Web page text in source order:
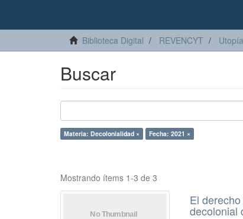
Biblioteca Digital REVENCYT
Buscar
Materia: Decolonialidad × Fecha: 2021 ×
Mostrando ítems 1-3 de 3
El
decolonial